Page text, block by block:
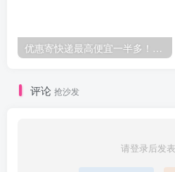
优惠寄快递最高便宜一半多！白鸽惠递
评论 抢沙发
请登录后发